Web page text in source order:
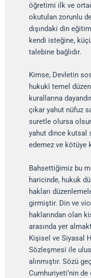
öğretimi ilk ve
okutulan zorunlu
dışındaki din
kendi isteğine,
talebine bağlıdır.
Kimse, Devletin
hukukî temel
kurallarına
çıkar yahut nüfuz
suretle olursa
yahut dince kutsal
edemez ve kötüye
Bahsettiğimiz bu
haricinde, hukuk
hakları
girmiştir. Din ve
haklarından olan
arasında yer
Kişisel ve Siyasal
Sözleşmesi ile
alınmıştır. Sözü
Cumhuriyeti’nin